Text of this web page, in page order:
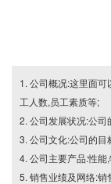
1. 公司概况:这里面
工人数,员工素质等;
2. 公司发展状况:公
3. 公司文化:公司的目
4. 公司主要产品:性能
5. 销售业绩及网络:销